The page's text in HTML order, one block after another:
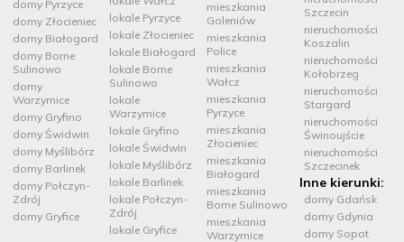
domy Pyrzyce
domy Złocieniec
domy Białogard
domy Borne
Sulinowo
domy
Warzymice
domy Gryfino
domy Świdwin
domy Myślibórz
domy Barlinek
domy Połczyn-
Zdrój
domy Gryfice
lokale Pyrzyce
lokale Złocieniec
lokale Białogard
lokale Borne
Sulinowo
lokale
Warzymice
lokale Gryfino
lokale Świdwin
lokale Myślibórz
lokale Barlinek
lokale Połczyn-
Zdrój
lokale Gryfice
mieszkania
Goleniów
mieszkania
Police
mieszkania
Wałcz
mieszkania
Pyrzyce
mieszkania
Złocieniec
mieszkania
Białogard
mieszkania
Borne Sulinowo
mieszkania
Warzymice
Szczecin
nieruchomości
Koszalin
nieruchomości
Kołobrzeg
nieruchomości
Stargard
nieruchomości
Świnoujście
nieruchomości
Szczecinek
Inne kierunki:
domy Gdańsk
domy Gdynia
domy Sopot